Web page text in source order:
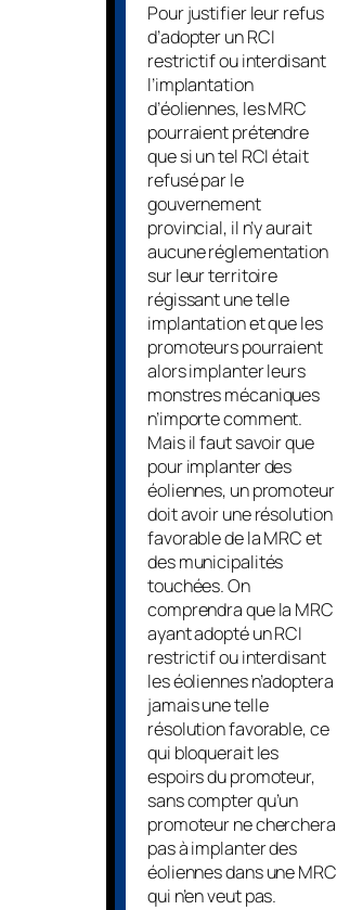
Pour justifier leur refus
d’adopter un RCI
restrictif ou interdisant
l’implantation
d’éoliennes, les MRC
pourraient prétendre
que si un tel RCI était
refusé par le
gouvernement
provincial, il n’y aurait
aucune réglementation
sur leur territoire
régissant une telle
implantation et que les
promoteurs pourraient
alors implanter leurs
monstres mécaniques
n’importe comment.
Mais il faut savoir que
pour implanter des
éoliennes, un promoteur
doit avoir une résolution
favorable de la MRC et
des municipalités
touchées. On
comprendra que la MRC
ayant adopté un RCI
restrictif ou interdisant
les éoliennes n’adoptera
jamais une telle
résolution favorable, ce
qui bloquerait les
espoirs du promoteur,
sans compter qu’un
promoteur ne cherchera
pas à implanter des
éoliennes dans une MRC
qui n’en veut pas.